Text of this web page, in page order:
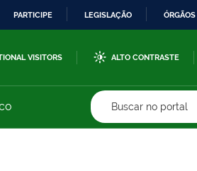
PARTICIPE LEGISLAÇÃO
VISITORS ALTO CONTRASTE
Buscar no portal